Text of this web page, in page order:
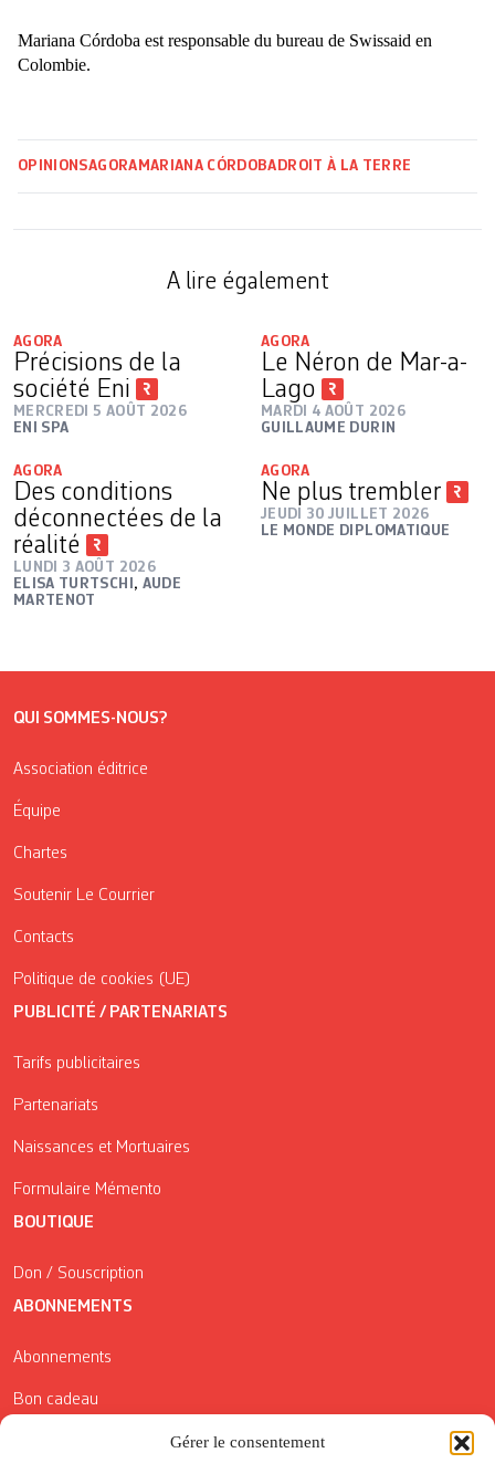
Gérer le consentement
Mariana Córdoba est responsable du bureau de Swissaid en
Colombie.
OPINIONSAGORA MARIANA CÓRDOBA DROIT À LA TERRE
A lire également
AGORA
Précisions de la
société Eni
MERCREDI 5 AOÛT 2026
ENI SPA
AGORA
Le Néron de Mar-a-
Lago
MARDI 4 AOÛT 2026
GUILLAUME DURIN
AGORA
Des conditions
déconnectées de la
réalité
LUNDI 3 AOÛT 2026
ELISA TURTSCHI , AUDE
MARTENOT
AGORA
Ne plus trembler
JEUDI 30 JUILLET 2026
LE MONDE DIPLOMATIQUE
QUI SOMMES-NOUS?
Association éditrice
Équipe
Chartes
Soutenir Le Courrier
Contacts
Politique de cookies (UE)
PUBLICITÉ / PARTENARIATS
Tarifs publicitaires
Partenariats
Naissances et Mortuaires
Formulaire Mémento
BOUTIQUE
Don / Souscription
ABONNEMENTS
Abonnements
Bon cadeau
Conditions générales de vente